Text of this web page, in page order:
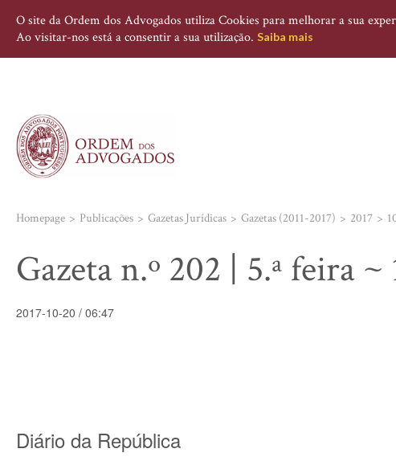
O site da Ordem dos Advogados utiliza Cookies para melhorar a sua
Ao visitar-nos está a consentir a sua utilização. Saiba mais
Homepage Publicações Gazetas Jurídicas Gazetas (2011-2017) 2017
Gazeta n.º 202 | 5.ª feira ~
2017-10-20 / 06:47
Diário da República